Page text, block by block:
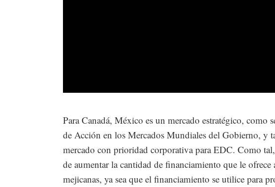
Para Canadá, México es un mercado estratégico, como
de Acción en los Mercados Mundiales del Gobierno, y
mercado con prioridad corporativa para EDC. Como
de aumentar la cantidad de financiamiento que le ofrece
mejicanas, ya sea que el financiamiento se utilice para